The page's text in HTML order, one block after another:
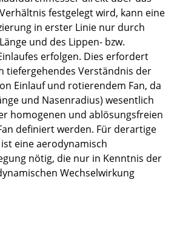
festgelegt wird, kann eine
in erster Linie nur durch
und des Lippen- bzw.
erfolgen. Dies erfordert
tiefergehendes Verständnis der
Einlauf und rotierendem Fan, da
und Nasenradius) wesentlich
homogenen und ablösungsfreien
definiert werden. Für derartige
eine aerodynamisch
nötig, die nur in Kenntnis der
Wechselwirkung